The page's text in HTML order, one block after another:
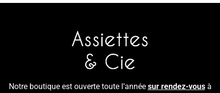
Notre boutique est ouverte toute l’année sur rendez-vousà